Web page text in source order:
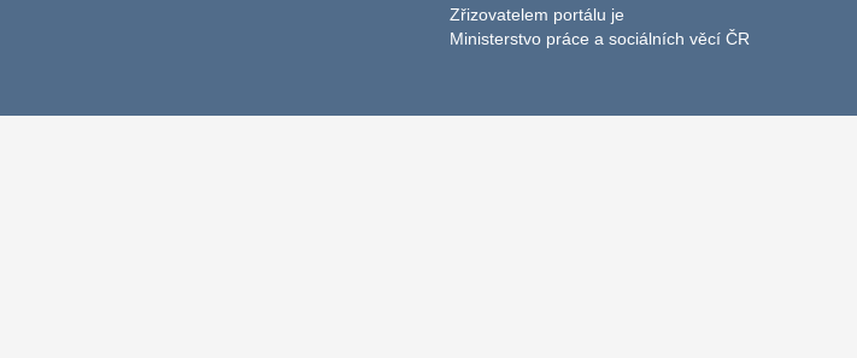
Zřizovatelem portálu je
Ministerstvo práce a sociálních věcí ČR